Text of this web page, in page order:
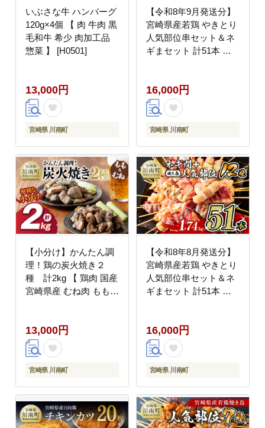
いぶさな牛 ハンバーグ
120g×4個 【 肉 牛肉 黒
毛和牛 希少 肉加工品
惣菜 】 [H0501]
13,000円
宮崎県 川南町
【令和8年9月発送分】
宮崎県産若鶏 やきとり
人気部位串セット＆ネ
ギまセット 計51本 肉
肉焼鳥鶏肉やきとり鶏
肉BBQ鶏肉バーベキュ
ー [D07805r809]
16,000円
宮崎県 川南町
【小分け】かんたん調
理！鶏の炭火焼き２
種 計2kg 【 鶏肉 国産
宮崎県産 むね肉 もも肉
13,000円
宮崎県 川南町
【令和8年8月発送分】
宮崎県産若鶏 やきとり
人気部位串セット＆ネ
ギまセット 計51本 肉
肉焼鳥鶏肉やきとり鶏
肉BBQ鶏肉バーベキュ
ー [D07805r808]
16,000円
宮崎県 川南町